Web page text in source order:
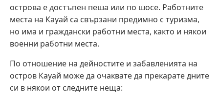
острова е достъпен пеша или по шосе. Работните
места на Кауай са свързани предимно с туризма,
но има и граждански работни места, както и някои
военни работни места.
По отношение на дейностите и забавленията на
остров Кауай може да очаквате да прекарате дните
си в някои от следните неща: